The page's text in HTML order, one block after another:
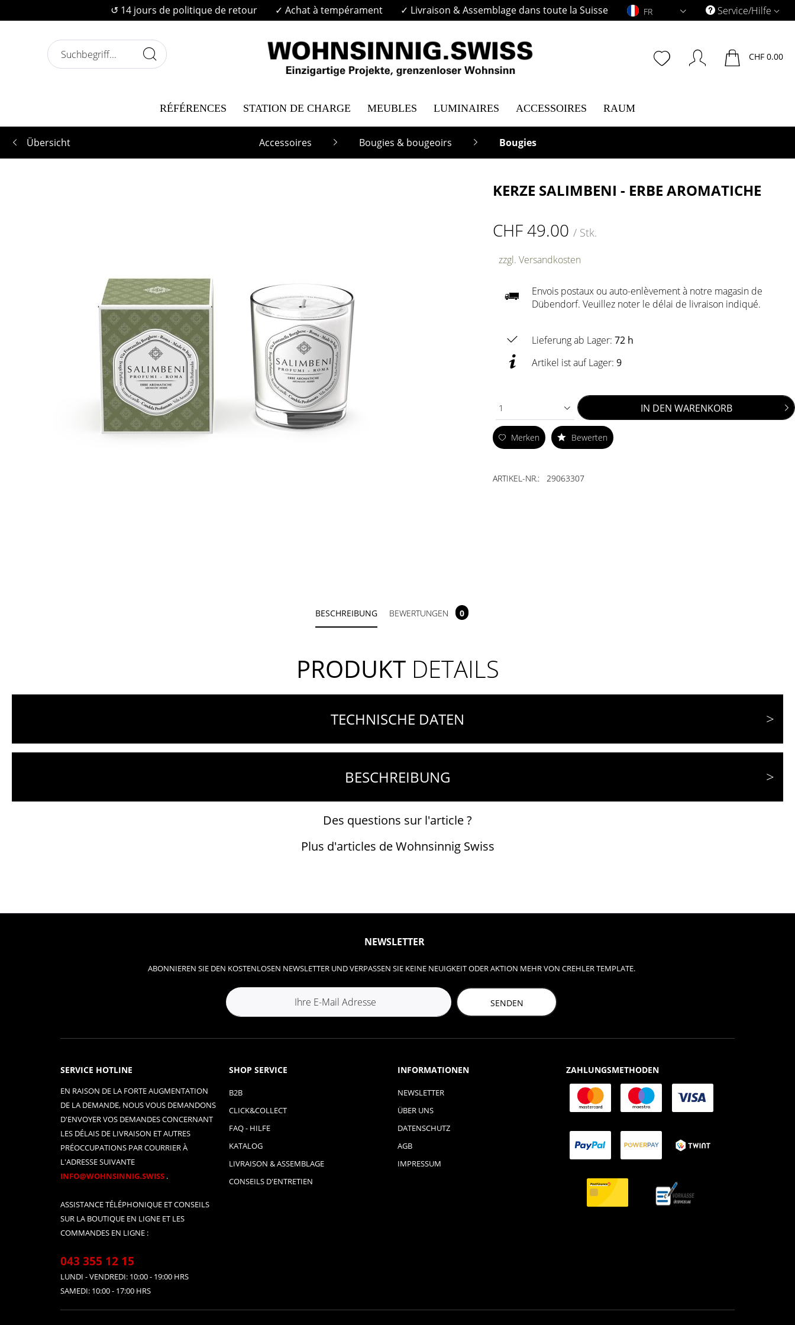
↺ 14 jours de politique de retour ✓ Achat à tempérament ✓ Livraison & Assemblage dans toute la Suisse FR Service/Hilfe
CHF 0.00
RÉFÉRENCES STATION DE CHARGE MEUBLES LUMINAIRES ACCESSOIRES RAUM
Übersicht Accessoires Bougies & bougeoirs Bougies
KERZE SALIMBENI - ERBE AROMATICHE
CHF 49.00/ Stk.
zzgl. Versandkosten
Envois postaux ou auto-enlèvement à notre magasin de
Dübendorf. Veuillez noter le délai de livraison indiqué.
Lieferung ab Lager:72 h
Artikel ist auf Lager:9
1 IN DEN WARENKORB
Merken Bewerten
ARTIKEL-NR.: 29063307
BESCHREIBUNG BEWERTUNGEN 0
PRODUKTDETAILS
TECHNISCHE DATEN
BESCHREIBUNG
Des questions sur l'article ?
Plus d'articles de Wohnsinnig Swiss
NEWSLETTER
ABONNIEREN SIE DEN KOSTENLOSEN NEWSLETTER UND VERPASSEN SIE KEINE NEUIGKEIT ODER AKTION MEHR VON CREHLER TEMPLATE.
SENDEN
SERVICE HOTLINE
EN RAISON DE LA FORTE AUGMENTATION
DE LA DEMANDE, NOUS VOUS DEMANDONS
D'ENVOYER VOS DEMANDES CONCERNANT
LES DÉLAIS DE LIVRAISON ET AUTRES
PRÉOCCUPATIONS PAR COURRIER À
L'ADRESSE SUIVANTE
INFO@WOHNSINNIG.SWISS .
ASSISTANCE TÉLÉPHONIQUE ET CONSEILS
SUR LA BOUTIQUE EN LIGNE ET LES
COMMANDES EN LIGNE :
043 355 12 15
LUNDI - VENDREDI: 10:00 - 19:00 HRS
SAMEDI: 10:00 - 17:00 HRS
SHOP SERVICE
B2B
CLICK&COLLECT
FAQ - HILFE
KATALOG
LIVRAISON & ASSEMBLAGE
CONSEILS D'ENTRETIEN
INFORMATIONEN
NEWSLETTER
ÜBER UNS
DATENSCHUTZ
AGB
IMPRESSUM
ZAHLUNGSMETHODEN